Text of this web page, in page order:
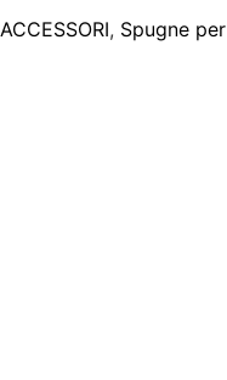
ACCESSORI, Spugne per